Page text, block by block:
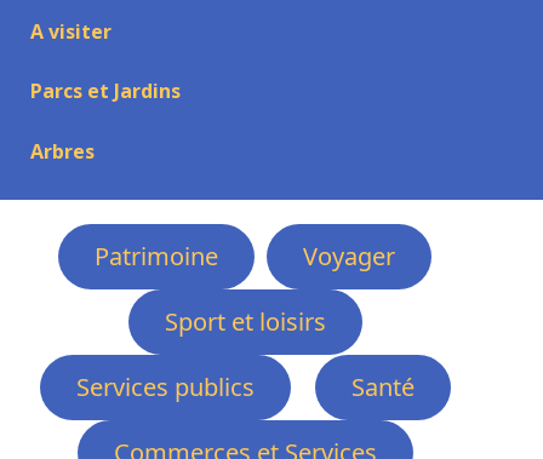
A visiter
Parcs et Jardins
Arbres
Patrimoine
Voyager
Sport et loisirs
Services publics
Santé